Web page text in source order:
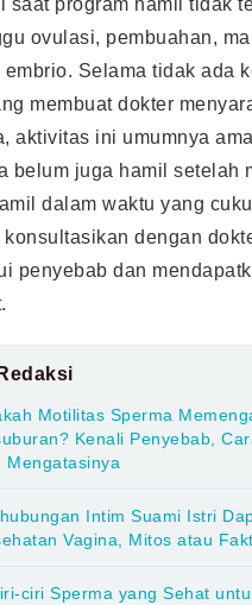
ovulasi, pembuahan,
embrio. Selama tidak ada
membuat dokter
aktivitas ini umumnya
belum juga hamil setelah
dalam waktu yang
dengan
penyebab dan
Motilitas Sperma
Kenali Penyebab,
Mengatasinya
Intim Suami Istri
Vagina, Mitos atau
ciri Sperma yang Sehat